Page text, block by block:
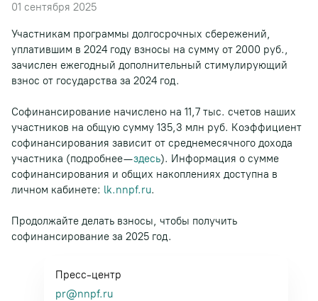
01 сентября 2025
Участникам программы долгосрочных сбережений,
уплатившим в 2024 году взносы на сумму от 2000 руб.,
зачислен ежегодный дополнительный стимулирующий
взнос от государства за 2024 год.
Софинансирование начислено на 11,7 тыс. счетов наших
участников на общую сумму 135,3 млн руб. Коэффициент
софинансирования зависит от среднемесячного дохода
участника (подробнее —здесь). Информация о сумме
софинансирования и общих накоплениях доступна в
личном кабинете: lk.nnpf.ru.
Продолжайте делать взносы, чтобы получить
софинансирование за 2025 год.
Пресс-центр
pr@nnpf.ru